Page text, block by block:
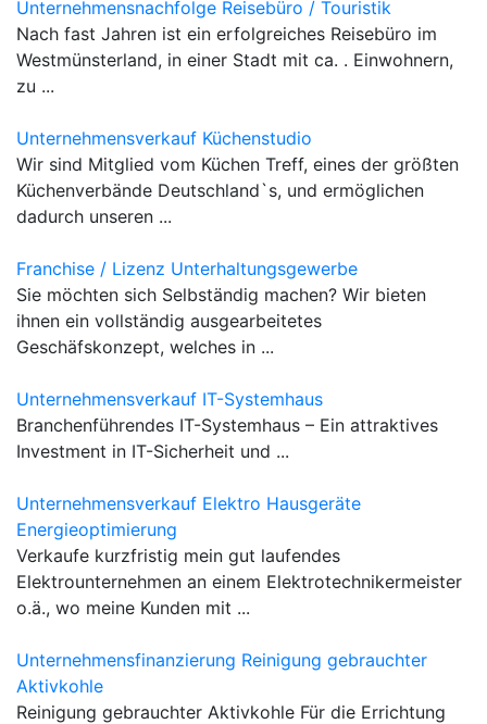
Unternehmensnachfolge Reisebüro / Touristik
Nach fast Jahren ist ein erfolgreiches Reisebüro im
Westmünsterland, in einer Stadt mit ca. . Einwohnern,
zu ...
Unternehmensverkauf Küchenstudio
Wir sind Mitglied vom Küchen Treff, eines der größten
Küchenverbände Deutschland`s, und ermöglichen
dadurch unseren ...
Franchise / Lizenz Unterhaltungsgewerbe
Sie möchten sich Selbständig machen? Wir bieten
ihnen ein vollständig ausgearbeitetes
Geschäfskonzept, welches in ...
Unternehmensverkauf IT-Systemhaus
Branchenführendes IT-Systemhaus – Ein attraktives
Investment in IT-Sicherheit und ...
Unternehmensverkauf Elektro Hausgeräte
Energieoptimierung
Verkaufe kurzfristig mein gut laufendes
Elektrounternehmen an einem Elektrotechnikermeister
o.ä., wo meine Kunden mit ...
Unternehmensfinanzierung Reinigung gebrauchter
Aktivkohle
Reinigung gebrauchter Aktivkohle Für die Errichtung